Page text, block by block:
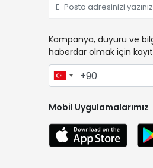
Kampanya, duyuru ve
haberdar olmak için
Mobil Uygulamalarımız